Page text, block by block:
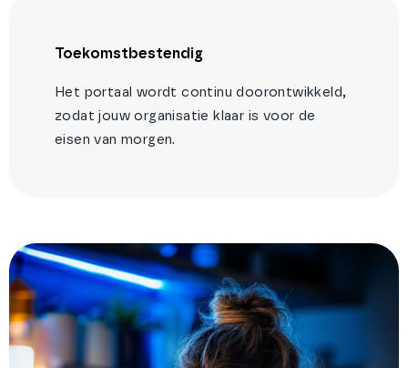
Toekomstbestendig
Het portaal wordt continu doorontwikkeld,
zodat jouw organisatie klaar is voor de
eisen van morgen.